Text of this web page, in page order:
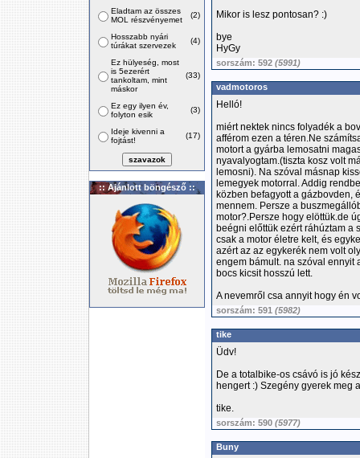
Eladtam az összes
MOL részvényemet
(2)
Hosszabb nyári
túrákat szervezek
(4)
Ez hülyeség, most
is 5ezerért
tankoltam, mint
máskor
(33)
Ez egy ilyen év,
folyton esik
(3)
Ideje kivenni a
fojtást!
(17)
:: Ajánlott böngésző ::
Mikor is lesz pontosan? :)
bye
HyGy
sorszám: 592 (5991)
vadmotoros
Helló!
miért nektek nincs folyadék a
afférom ezen a téren.Ne
motort a gyárba lemosatni
nyavalyogtam.(tiszta kosz volt
lemosni). Na szóval másnap
lemegyek motorral. Addig
közben befagyott a gázbovden,
mennem. Persze a
motor?.Persze hogy elöttük.de
beégni előttük ezért ráhúztam a
csak a motor életre kelt, és
azért az az egykerék nem volt
engem bámult. na szóval ennyit
bocs kicsit hosszú lett.
A nevemről csa annyit hogy én
sorszám: 591 (5982)
tike
Üdv!
De a totalbike-os csávó is jó
hengert :) Szegény gyerek meg
tike.
sorszám: 590 (5977)
Buny